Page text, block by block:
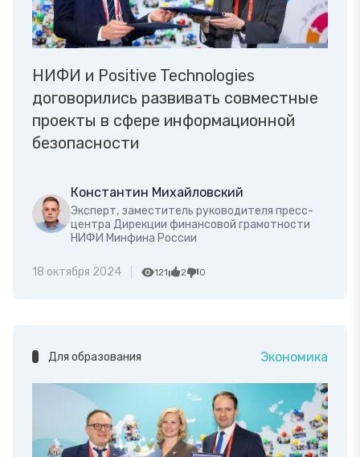
НИФИ и Positive Technologies
договорились развивать совместные
проекты в сфере информационной
безопасности
Константин Михайловский
Эксперт, заместитель руководителя пресс-
центра Дирекции финансовой грамотности
НИФИ Минфина России
18 октября 2024 121 2 0
Для образования Экономика